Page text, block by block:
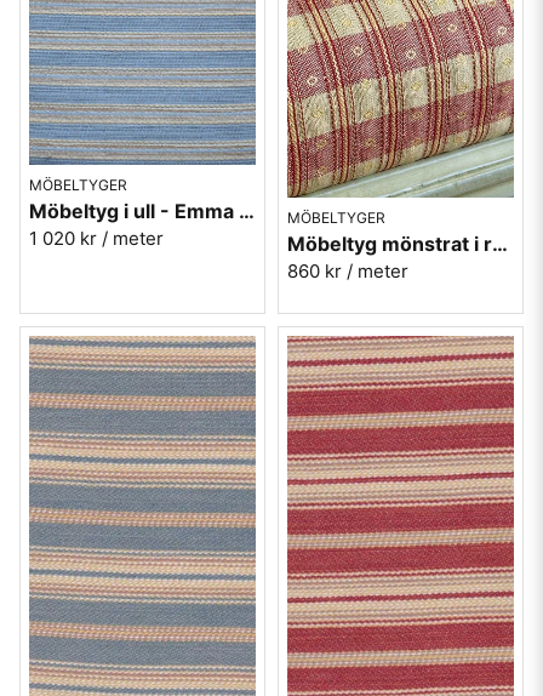
MÖBELTYGER
Möbeltyg i ull - Emma nr.50 blå
1 020 kr / meter
MÖBELTYGER
Möbeltyg mönstrat i röd och guld - Krusmynta nr.30
860 kr / meter